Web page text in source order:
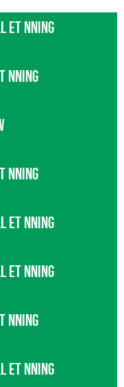
et Nning
Nning
Nning
et Nning
et Nning
Nning
et Nning